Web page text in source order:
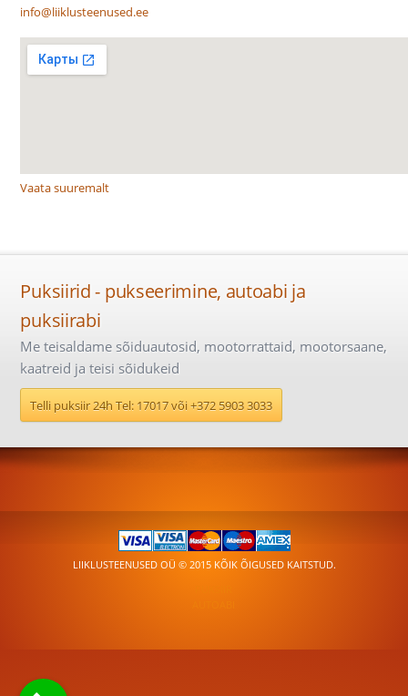
info@liiklusteenused.ee
Vaata suuremalt
Puksiirid - pukseerimine, autoabi ja
puksiirabi
Me teisaldame sõiduautosid, mootorrattaid, mootorsaane,
kaatreid ja teisi sõidukeid
Telli puksiir 24h Tel: 17017 või +372 5903 3033
LIIKLUSTEENUSED OÜ © 2015 KÕIK ÕIGUSED KAITSTUD.